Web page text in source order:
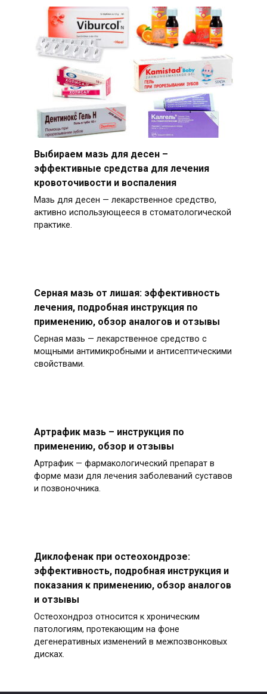
Выбираем мазь для десен –
эффективные средства для лечения
кровоточивости и воспаления
Мазь для десен — лекарственное средство,
активно использующееся в стоматологической
практике.
Серная мазь от лишая: эффективность
лечения, подробная инструкция по
применению, обзор аналогов и отзывы
Серная мазь — лекарственное средство с
мощными антимикробными и антисептическими
свойствами.
Артрафик мазь – инструкция по
применению, обзор и отзывы
Артрафик — фармакологический препарат в
форме мази для лечения заболеваний суставов
и позвоночника.
Диклофенак при остеохондрозе:
эффективность, подробная инструкция и
показания к применению, обзор аналогов
и отзывы
Остеохондроз относится к хроническим
патологиям, протекающим на фоне
дегенеративных изменений в межпозвонковых
дисках.